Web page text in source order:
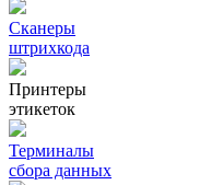
Сканеры
штрихкода
Принтеры
этикеток
Терминалы
сбора данных